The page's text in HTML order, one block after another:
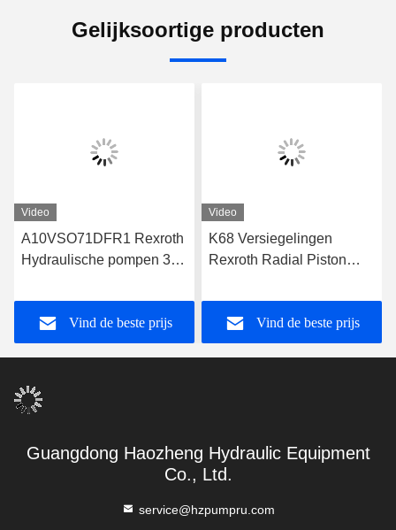
Gelijksoortige producten
Video
A10VSO71DFR1 Rexroth
Hydraulische pompen 31
Vind de beste prijs
Video
K68 Versiegelingen
Rexroth Radial Piston
A10VSO71DFR1/31R-
VPA42K01Vind de beste prijs
Guangdong Haozheng Hydraulic Equipment
Co., Ltd.
service@hzpumpru.com